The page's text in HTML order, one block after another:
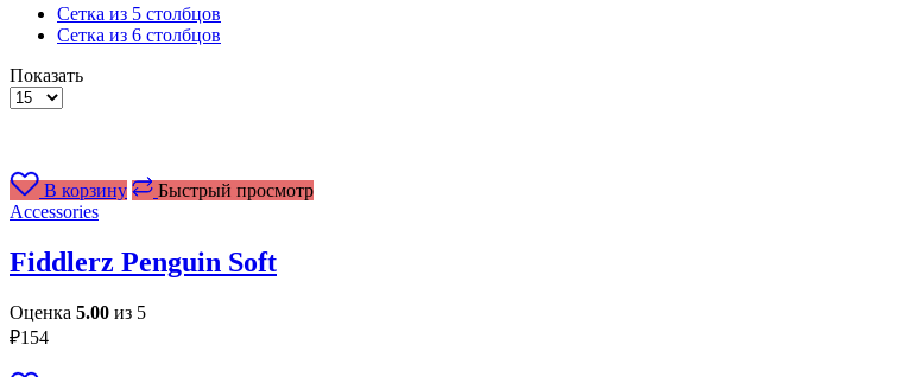
Сетка из 5 столбцов
Сетка из 6 столбцов
Показать
Товаров
В корзину
Быстрый просмотр
Accessories
Fiddlerz Penguin Soft
Оценка 5.00 из 5
₽154